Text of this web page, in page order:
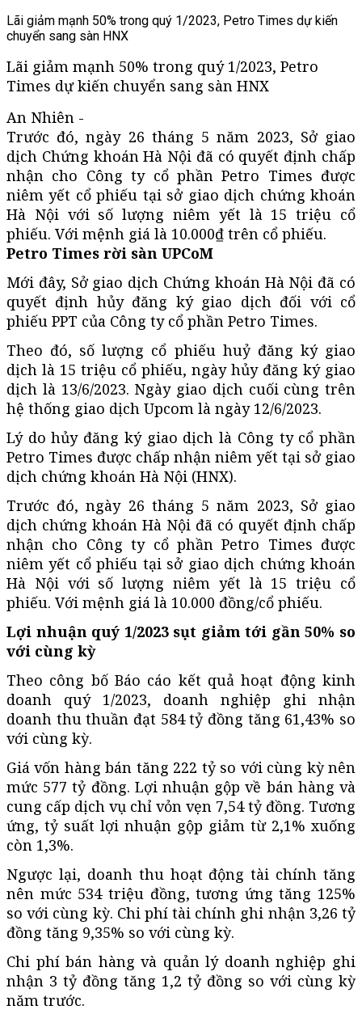
Lãi giảm mạnh 50% trong quý 1/2023, Petro Times dự kiến
chuyển sang sàn HNX
Lãi giảm mạnh 50% trong quý 1/2023, Petro
Times dự kiến chuyển sang sàn HNX
An Nhiên -
Trước đó, ngày 26 tháng 5 năm 2023, Sở giao
dịch Chứng khoán Hà Nội đã có quyết định chấp
nhận cho Công ty cổ phần Petro Times được
niêm yết cổ phiếu tại sở giao dịch chứng khoán
Hà Nội với số lượng niêm yết là 15 triệu cổ
phiếu. Với mệnh giá là 10.000₫ trên cổ phiếu.
Petro Times rời sàn UPCoM
Mới đây, Sở giao dịch Chứng khoán Hà Nội đã có
quyết định hủy đăng ký giao dịch đối với cổ
phiếu PPT của Công ty cổ phần Petro Times.
Theo đó, số lượng cổ phiếu huỷ đăng ký giao
dịch là 15 triệu cổ phiếu, ngày hủy đăng ký giao
dịch là 13/6/2023. Ngày giao dịch cuối cùng trên
hệ thống giao dịch Upcom là ngày 12/6/2023.
Lý do hủy đăng ký giao dịch là Công ty cổ phần
Petro Times được chấp nhận niêm yết tại sở giao
dịch chứng khoán Hà Nội (HNX).
Trước đó, ngày 26 tháng 5 năm 2023, Sở giao
dịch chứng khoán Hà Nội đã có quyết định chấp
nhận cho Công ty cổ phần Petro Times được
niêm yết cổ phiếu tại sở giao dịch chứng khoán
Hà Nội với số lượng niêm yết là 15 triệu cổ
phiếu. Với mệnh giá là 10.000 đồng/cổ phiếu.
Lợi nhuận quý 1/2023 sụt giảm tới gần 50% so
với cùng kỳ
Theo công bố Báo cáo kết quả hoạt động kinh
doanh quý 1/2023, doanh nghiệp ghi nhận
doanh thu thuần đạt 584 tỷ đồng tăng 61,43% so
với cùng kỳ.
Giá vốn hàng bán tăng 222 tỷ so với cùng kỳ nên
mức 577 tỷ đồng. Lợi nhuận gộp về bán hàng và
cung cấp dịch vụ chỉ vỏn vẹn 7,54 tỷ đồng. Tương
ứng, tỷ suất lợi nhuận gộp giảm từ 2,1% xuống
còn 1,3%.
Ngược lại, doanh thu hoạt động tài chính tăng
nên mức 534 triệu đồng, tương ứng tăng 125%
so với cùng kỳ. Chi phí tài chính ghi nhận 3,26 tỷ
đồng tăng 9,35% so với cùng kỳ.
Chi phí bán hàng và quản lý doanh nghiệp ghi
nhận 3 tỷ đồng tăng 1,2 tỷ đồng so với cùng kỳ
năm trước.